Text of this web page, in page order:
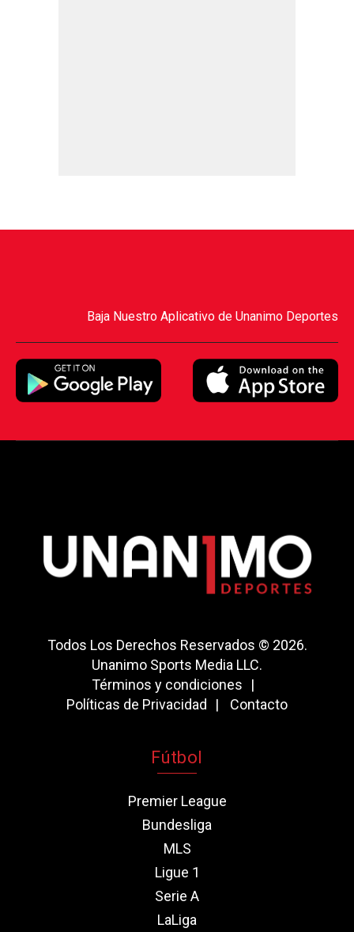
Baja Nuestro Aplicativo de Unanimo Deportes
Todos Los Derechos Reservados © 2026.
Unanimo Sports Media LLC.
Términos y condiciones
Políticas de Privacidad
Contacto
Fútbol
Premier League
Bundesliga
MLS
Ligue 1
Serie A
LaLiga